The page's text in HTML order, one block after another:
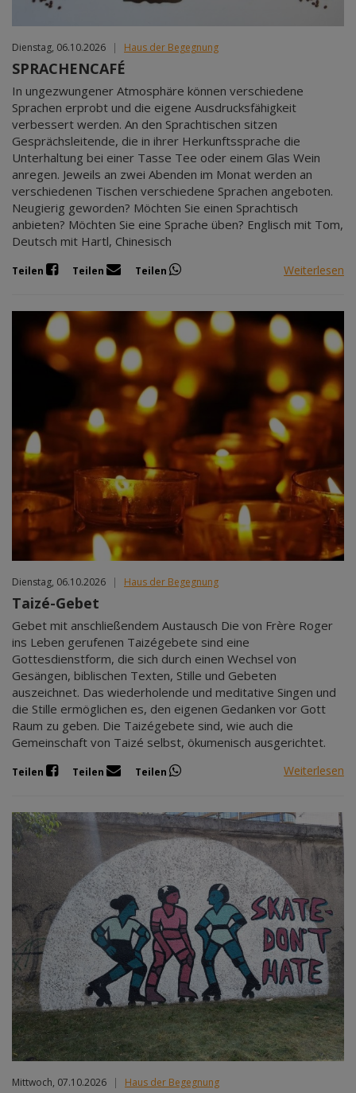
Dienstag, 06.10.2026 | Haus der Begegnung
SPRACHENCAFÉ
In ungezwungener Atmosphäre können verschiedene
Sprachen erprobt und die eigene Ausdrucksfähigkeit
verbessert werden. An den Sprachtischen sitzen
Gesprächsleitende, die in ihrer Herkunftssprache die
Unterhaltung bei einer Tasse Tee oder einem Glas Wein
anregen. Jeweils an zwei Abenden im Monat werden an
verschiedenen Tischen verschiedene Sprachen angeboten.
Neugierig geworden? Möchten Sie einen Sprachtisch
anbieten? Möchten Sie eine Sprache üben? Englisch mit Tom,
Deutsch mit Hartl, Chinesisch
Teilen Teilen Teilen Weiterlesen
Dienstag, 06.10.2026 | Haus der Begegnung
Taizé-Gebet
Gebet mit anschließendem Austausch Die von Frère Roger
ins Leben gerufenen Taizégebete sind eine
Gottesdienstform, die sich durch einen Wechsel von
Gesängen, biblischen Texten, Stille und Gebeten
auszeichnet. Das wiederholende und meditative Singen und
die Stille ermöglichen es, den eigenen Gedanken vor Gott
Raum zu geben. Die Taizégebete sind, wie auch die
Gemeinschaft von Taizé selbst, ökumenisch ausgerichtet.
Teilen Teilen Teilen Weiterlesen
Mittwoch, 07.10.2026 | Haus der Begegnung